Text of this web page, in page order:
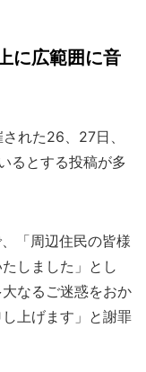
に広範囲に音
れた26、27日、
るとする投稿が多
「周辺住民の皆様
しました」とし
なるご迷惑をおか
上げます」と謝罪